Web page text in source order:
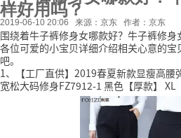
样好用吗？
2019-06-10 20:06 来源：京东 作者：京东
围绕着牛子裤修身女哪款好？牛子裤修
各位可爱的小宝贝详细介绍相关心意的
吧。
1、【工厂直供】2019春夏新款显瘦高腰
宽松大码修身FZ7912-1 黑色【厚款】 XL